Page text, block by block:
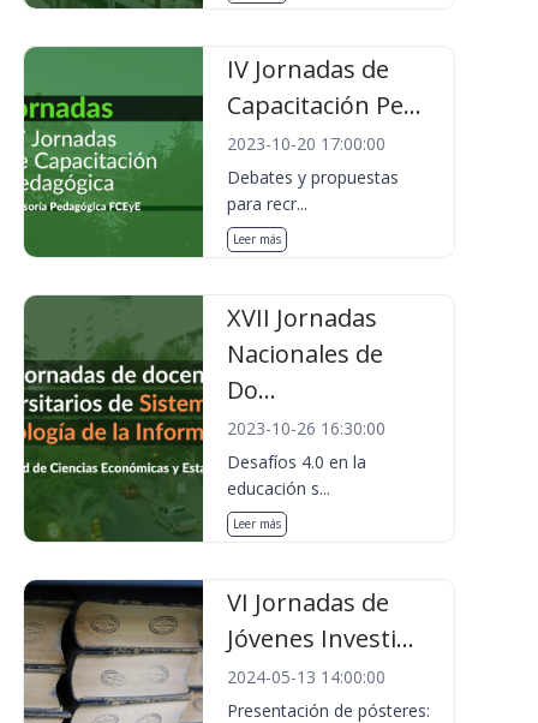
IV Jornadas de
Capacitación Pe...
2023-10-20 17:00:00
Debates y propuestas
para recr...
Leer más
XVII Jornadas
Nacionales de
Do...
2023-10-26 16:30:00
Desafíos 4.0 en la
educación s...
Leer más
VI Jornadas de
Jóvenes Investi...
2024-05-13 14:00:00
Presentación de pósteres: